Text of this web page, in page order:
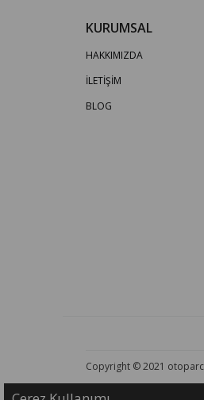
KURUMSAL
HAKKIMIZDA
İLETİŞİM
BLOG
Copyright © 2021